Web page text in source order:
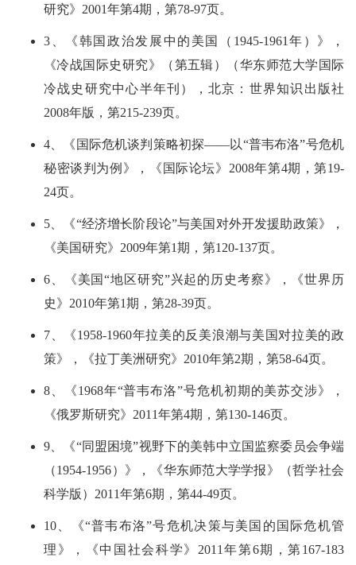
研究》2001年第4期，第78-97页。
3、《韩国政治发展中的美国（1945-1961年）》，
《冷战国际史研究》（第五辑）（华东师范大学国际
冷战史研究中心半年刊），北京：世界知识出版社
2008年版，第215-239页。
4、《国际危机谈判策略初探——以“普韦布洛”号危机
秘密谈判为例》，《国际论坛》2008年第4期，第19-
24页。
5、《“经济增长阶段论”与美国对外开发援助政策》，
《美国研究》2009年第1期，第120-137页。
6、《美国“地区研究”兴起的历史考察》，《世界历
史》2010年第1期，第28-39页。
7、《1958-1960年拉美的反美浪潮与美国对拉美的政
策》，《拉丁美洲研究》2010年第2期，第58-64页。
8、《1968年“普韦布洛”号危机初期的美苏交涉》，
《俄罗斯研究》2011年第4期，第130-146页。
9、《“同盟困境”视野下的美韩中立国监察委员会争端
（1954-1956）》，《华东师范大学学报》（哲学社会
科学版）2011年第6期，第44-49页。
10、《“普韦布洛”号危机决策与美国的国际危机管
理》，《中国社会科学》2011年第6期，第167-183